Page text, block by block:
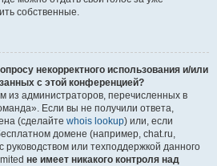
собственные.
некорректного использования и/или
с этой конференцией?
из администраторов, перечисленных в
Если вы не получили ответа,
(сделайте whois lookup) или, если
домене (например, chat.ru,
руководством или техподдержкой данного
не имеет никакого контроля над